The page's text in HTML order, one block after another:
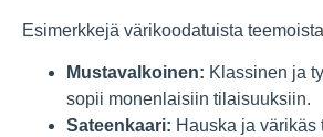
Esimerkkejä värikoodatuista
Mustavalkoinen: Klassinen ja
sopii monenlaisiin tilaisuuksiin.
Sateenkaari: Hauska ja värikäs